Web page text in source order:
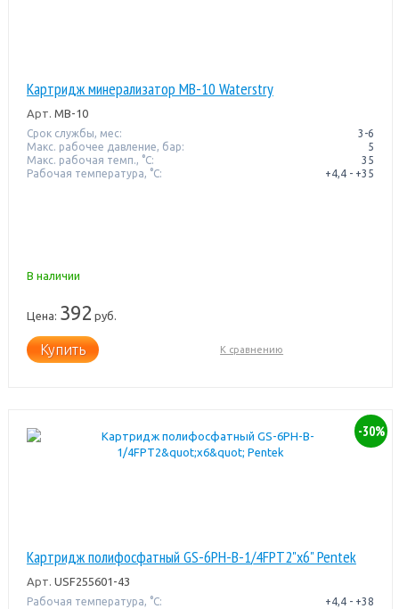
Картридж минерализатор MB-10 Waterstry
Арт. MB-10
Срок службы, мес:
3-6
Макс. рабочее давление, бар:
5
Макс. рабочая темп., °С:
35
Рабочая температура, °C:
+4,4 - +35
В наличии
Цена: 392 руб.
Купить К сравнению
-30%
Картридж полифосфатный GS-6PH-B-1/4FPT2"x6" Pentek
Арт. USF255601-43
Рабочая температура, °C:
+4,4 - +38